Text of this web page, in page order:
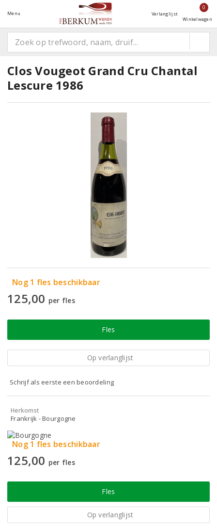
Menu Verlanglijst
0
Winkelwagen
Clos Vougeot Grand Cru Chantal
Lescure 1986
Nog 1 fles beschikbaar
125,00 per fles
Fles
Op verlanglijst
Schrijf als eerste een beoordeling
Herkomst
Frankrijk - Bourgogne
Nog 1 fles beschikbaar
125,00 per fles
Fles
Op verlanglijst